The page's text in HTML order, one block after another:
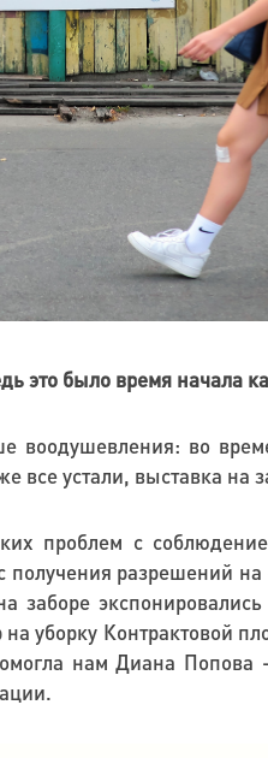
это было время начала
во
все устали, выставка на
проблем с
разрешений на
уборку Контрактовой
нам Диана Попова